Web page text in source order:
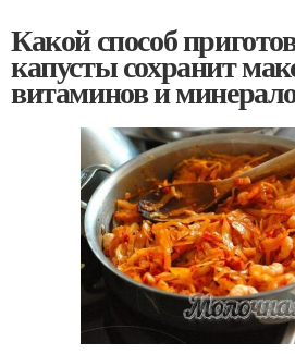
Какой способ
капусты сохранит
витаминов и